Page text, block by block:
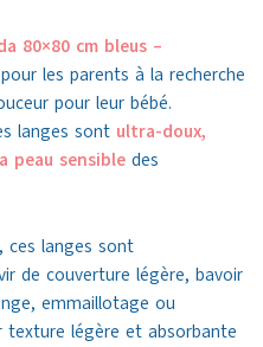
80×80 cm bleus –
les parents à la recherche
pour leur bébé.
langes sont ultra-doux,
peau sensible des
, ces langes sont
de couverture légère, bavoir
emmaillotage ou
légère et absorbante